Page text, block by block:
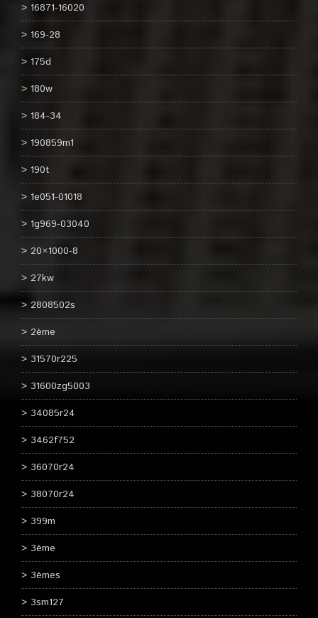
16871-16020
169-28
175d
180w
184-34
190859m1
190t
1e051-01018
1g969-03040
20×1000-8
27kw
2808502s
2ème
31570r225
31600zg5003
34085r24
3462f752
36070r24
38070r24
399m
3ème
3èmes
3sm127